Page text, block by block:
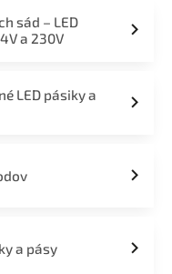
sád – LED
a 230V
LED pásiky a
a pásy